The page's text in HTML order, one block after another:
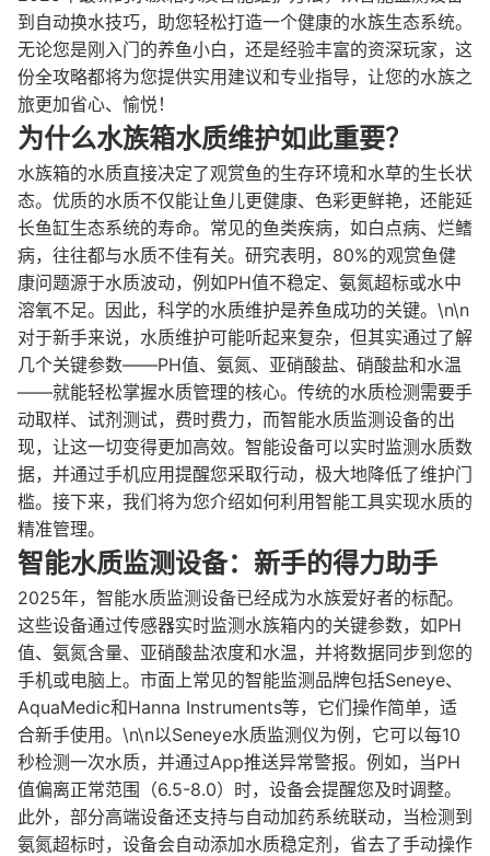
到自动换水技巧，助您轻松打造一个健康的水族生态系统。
无论您是刚入门的养鱼小白，还是经验丰富的资深玩家，这
份全攻略都将为您提供实用建议和专业指导，让您的水族之
旅更加省心、愉悦！
为什么水族箱水质维护如此重要？
水族箱的水质直接决定了观赏鱼的生存环境和水草的生长状
态。优质的水质不仅能让鱼儿更健康、色彩更鲜艳，还能延
长鱼缸生态系统的寿命。常见的鱼类疾病，如白点病、烂鳍
病，往往都与水质不佳有关。研究表明，80%的观赏鱼健
康问题源于水质波动，例如PH值不稳定、氨氮超标或水中
溶氧不足。因此，科学的水质维护是养鱼成功的关键。\n\n
对于新手来说，水质维护可能听起来复杂，但其实通过了解
几个关键参数——PH值、氨氮、亚硝酸盐、硝酸盐和水温
——就能轻松掌握水质管理的核心。传统的水质检测需要手
动取样、试剂测试，费时费力，而智能水质监测设备的出
现，让这一切变得更加高效。智能设备可以实时监测水质数
据，并通过手机应用提醒您采取行动，极大地降低了维护门
槛。接下来，我们将为您介绍如何利用智能工具实现水质的
精准管理。
智能水质监测设备：新手的得力助手
2025年，智能水质监测设备已经成为水族爱好者的标配。
这些设备通过传感器实时监测水族箱内的关键参数，如PH
值、氨氮含量、亚硝酸盐浓度和水温，并将数据同步到您的
手机或电脑上。市面上常见的智能监测品牌包括Seneye、
AquaMedic和Hanna Instruments等，它们操作简单，适
合新手使用。\n\n以Seneye水质监测仪为例，它可以每10
秒检测一次水质，并通过App推送异常警报。例如，当PH
值偏离正常范围（6.5-8.0）时，设备会提醒您及时调整。
此外，部分高端设备还支持与自动加药系统联动，当检测到
氨氮超标时，设备会自动添加水质稳定剂，省去了手动操作